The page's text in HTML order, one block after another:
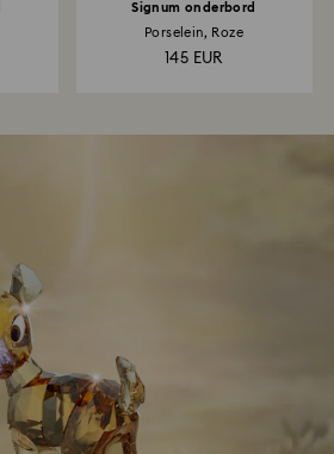
Signum onderbord
Porselein, Roze
145 EUR